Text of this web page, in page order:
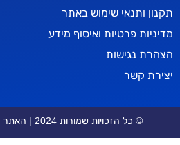
שימוש באתר
ואיסוף מידע
שמורות 2024 | האתר נבנה על ידי